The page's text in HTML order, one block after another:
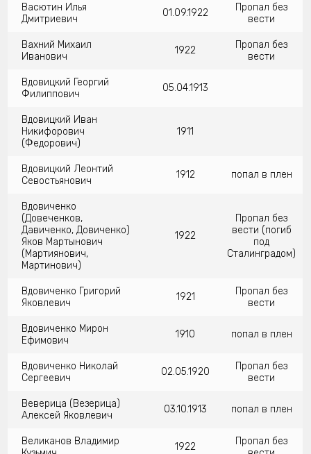
Васютин Илья
Дмитриевич
01.09.1922
Пропал без
вести
Вахний Михаил
Иванович
1922
Пропал без
вести
Вдовицкий Георгий
Филиппович
05.04.1913
Вдовицкий Иван
Никифорович
(Федорович)
1911
Вдовицкий Леонтий
Севостьянович
1912 попал в плен
Вдовиченко
(Довеченков,
Давиченко, Довиченко)
Яков Мартынович
(Мартиянович,
Мартинович)
1922
Пропал без
вести (погиб
под
Сталинградом)
Вдовиченко Григорий
Яковлевич
1921
Пропал без
вести
Вдовиченко Мирон
Ефимович
1910 попал в плен
Вдовиченко Николай
Сергеевич
02.05.1920
Пропал без
вести
Веверица (Везерица)
Алексей Яковлевич
03.10.1913 попал в плен
Великанов Владимир
1922
Пропал без